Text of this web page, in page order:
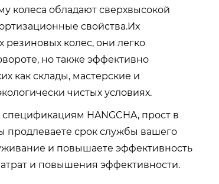
колеса обладают сверхвысокой
свойства.Их
резиновых колес, они легко
но также эффективно
как склады, мастерские и
чистых условиях.
HANGCHA, прост в
продлеваете срок службы вашего
и повышаете эффективность
и повышения эффективности.